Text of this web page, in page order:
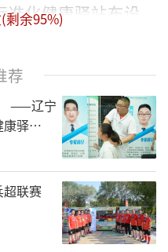
化健康驿站布设、
大核心顶层规划，
、阶段性痛点，以系
公益发展模式，构筑
动的常态化公益防
童筑牢平安守护屏
项公益项目，金钥
剩余95%)
荐
驿
联赛